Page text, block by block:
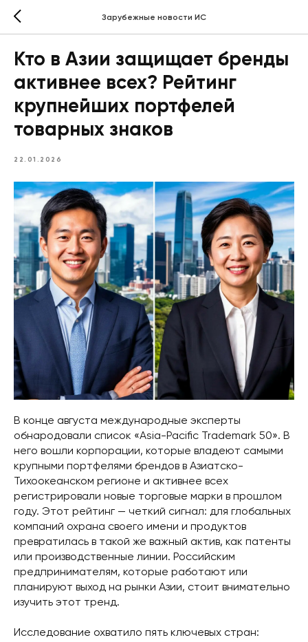
Зарубежные новости ИС
Кто в Азии защищает бренды
активнее всех? Рейтинг
крупнейших портфелей
товарных знаков
22.01.2026
В конце августа международные эксперты
обнародовали список «Asia-Pacific Trademark 50». В
него вошли корпорации, которые владеют самыми
крупными портфелями брендов в Азиатско-
Тихоокеанском регионе и активнее всех
регистрировали новые торговые марки в прошлом
году. Этот рейтинг — четкий сигнал: для глобальных
компаний охрана своего имени и продуктов
превратилась в такой же важный актив, как патенты
или производственные линии. Российским
предпринимателям, которые работают или
планируют выход на рынки Азии, стоит внимательно
изучить этот тренд.
Исследование охватило пять ключевых стран: